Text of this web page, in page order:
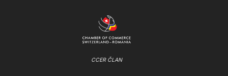
CCER ČLAN